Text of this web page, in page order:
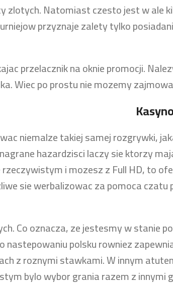
Natomiast czesto jest w ale
przyznaje zalety tylko
przelacznik na oknie promocji.
Wiec po prostu nie mozemy
niemalze takiej samej rozgrywki,
hazardzisci laczy sie ktorzy
i mozesz z Full HD, to
sie werbalizowac za pomoca
Co oznacza, ze jestesmy w stanie
polsku rowniez
z roznymi stawkami. W innym
bylo wybor grania razem z innymi